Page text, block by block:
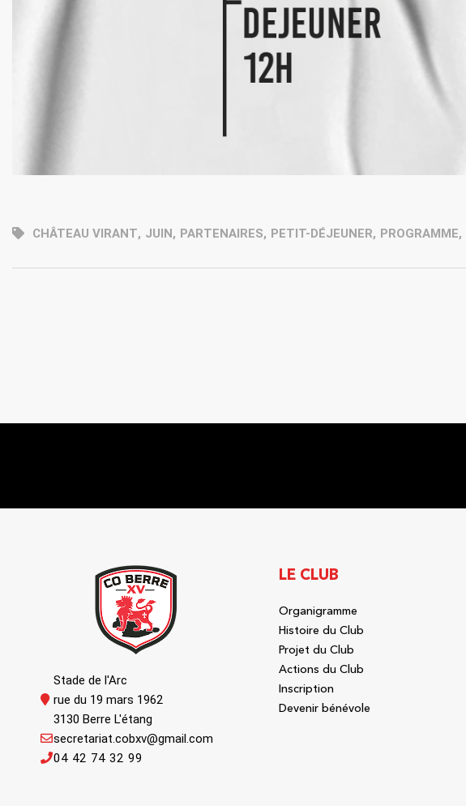
CHÂTEAU VIRANT, JUIN, PARTENAIRES, PETIT-DÉJEUNER, PROGRAMME,
Stade de l'Arc
rue du 19 mars 1962
3130 Berre L'étang
04 42 74 32 99
secretariat.cobxv@gmail.com
LE CLUB
Organigramme
Histoire du Club
Projet du Club
Actions du Club
Inscription
Devenir bénévole